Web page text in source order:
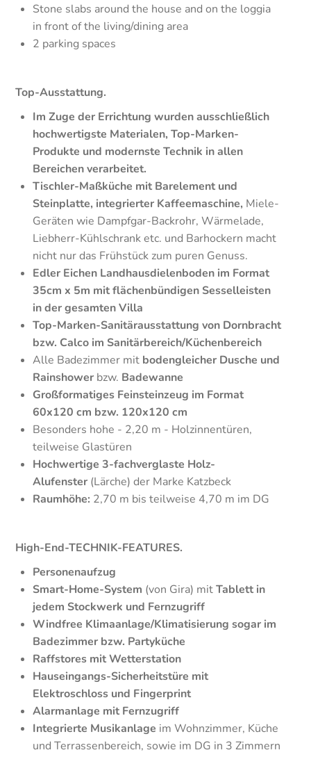
Stone slabs around the house and on the loggia
in front of the living/dining area
2 parking spaces
Top-Ausstattung.
Im Zuge der Errichtung wurden ausschließlich
hochwertigste Materialen, Top-Marken-
Produkte und modernste Technik in allen
Bereichen verarbeitet.
Tischler-Maßküche mit Barelement und
Steinplatte, integrierter Kaffeemaschine, Miele-
Geräten wie Dampfgar-Backrohr, Wärmelade,
Liebherr-Kühlschrank etc. und Barhockern macht
nicht nur das Frühstück zum puren Genuss.
Edler Eichen Landhausdielenboden im Format
35cm x 5m mit flächenbündigen Sesselleisten
in der gesamten Villa
Top-Marken-Sanitärausstattung von Dornbracht
bzw. Calco im Sanitärbereich/Küchenbereich
Alle Badezimmer mit bodengleicher Dusche und
Rainshower bzw. Badewanne
Großformatiges Feinsteinzeug im Format
60x120 cm bzw. 120x120 cm
Besonders hohe - 2,20 m - Holzinnentüren,
teilweise Glastüren
Hochwertige 3-fachverglaste Holz-
Alufenster (Lärche) der Marke Katzbeck
Raumhöhe: 2,70 m bis teilweise 4,70 m im DG
High-End-TECHNIK-FEATURES.
Personenaufzug
Smart-Home-System (von Gira) mitTablett in
jedem Stockwerk und Fernzugriff
Windfree Klimaanlage/Klimatisierung sogar im
Badezimmer bzw. Partyküche
Raffstores mit Wetterstation
Hauseingangs-Sicherheitstüre mit
Elektroschloss und Fingerprint
Alarmanlage mit Fernzugriff
Integrierte Musikanlage im Wohnzimmer, Küche
und Terrassenbereich, sowie im DG in 3 Zimmern